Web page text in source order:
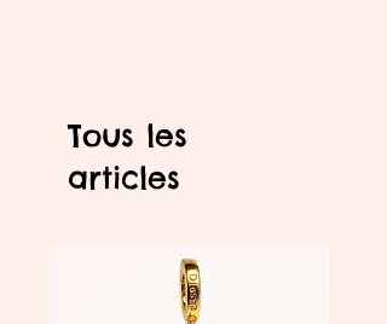
Tous les
articles